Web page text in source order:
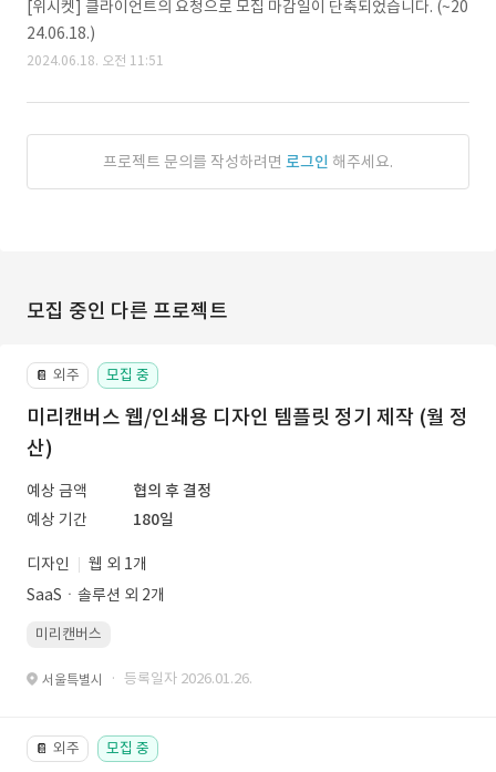
[위시켓] 클라이언트의 요청으로 모집 마감일이 단축되었습니다. (~20
24.06.18.)
2024.06.18. 오전 11:51
프로젝트 문의를 작성하려면 로그인 해주세요.
모집 중인 다른 프로젝트
📔 외주 모집 중
미리캔버스 웹/인쇄용 디자인 템플릿 정기 제작 (월 정
산)
예상 금액
협의 후 결정
예상 기간
180일
디자인
웹 외 1개
SaaSㆍ솔루션 외 2개
미리캔버스
서울특별시 · 등록일자 2026.01.26.
📔 외주 모집 중